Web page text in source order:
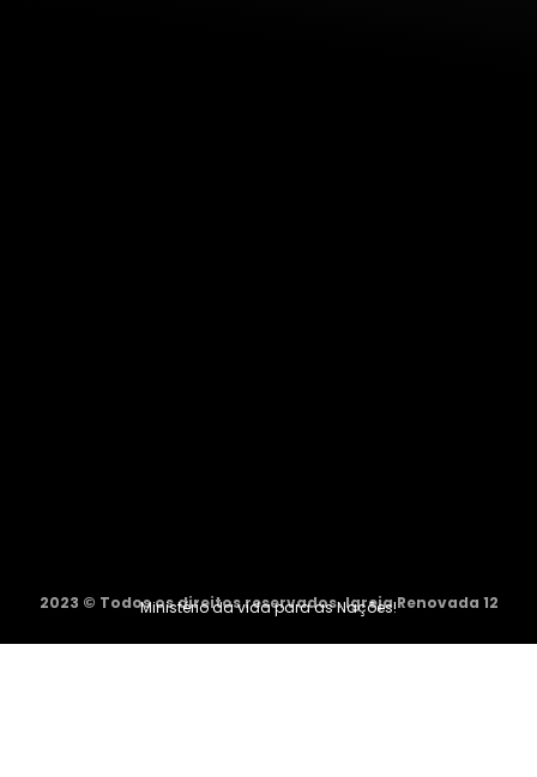
2023 © Todos os direitos reservados. Igreja Renovada 12
Ministério da vida para as Nações!